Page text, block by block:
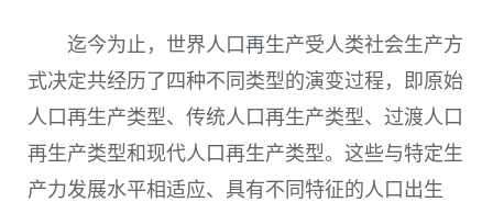
迄今为止，世界人口再生产受人类社会生产方
式决定共经历了四种不同类型的演变过程，即原始
人口再生产类型、传统人口再生产类型、过渡人口
再生产类型和现代人口再生产类型。这些与特定生
产力发展水平相适应、具有不同特征的人口出生